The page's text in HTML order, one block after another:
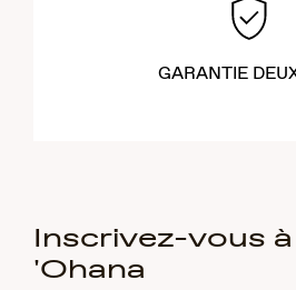
GARANTIE
Inscrivez-vous
'Ohana